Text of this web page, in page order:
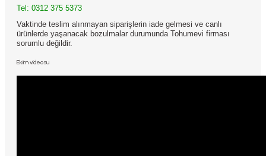
Tel: 0312 375 5373
Vaktinde teslim alınmayan siparişlerin iade gelmesi ve canlı
ürünlerde yaşanacak bozulmalar durumunda Tohumevi firması
sorumlu değildir.
Ekim videosu